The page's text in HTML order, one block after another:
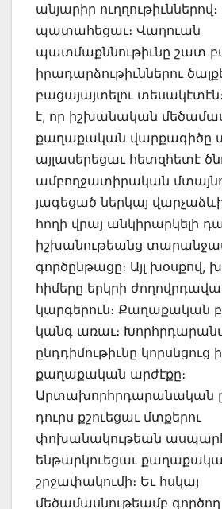
անյարիր ուղղութիւններով։
պատահեցաւ։ Վաղուան
պատմաքննութիւնը շատ
իրադարձութիւններու
բացայայտելու
է, որ իշխանական
քաղաքական վարքագիծը
այլասերեցաւ հետզհետէ
ամբողջատիրական
յագեցած ներկայ
հողի վրայ անկիրարկելի
իշխանութեանց
գործընթացը։ Այլ
հիմերը երկրի
կարգերուն։ Քաղաքական
կանգ առաւ։
ընդդիմութիւնը կորսնցուց
քաղաքական արժէքը։
Արտախորհրդարանական
դուրս քշուեցաւ մտքերու
փոխանակութեան
ենթարկուեցաւ
շրջափակումի։ Եւ հսկայ
մեծամասնութեամբ գործող